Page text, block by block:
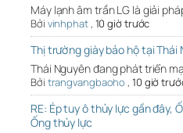
Máy lạnh âm trần LG là giải
Bởi vinhphat, 10 giờ trước
Thị trường giày bảo hộ tại Thái
Thái Nguyên đang phát triển
Bởi trangvangbaoho , 10 giờ
RE: Ép tuy ô thủy lực gần đây,
Ống thủy lực